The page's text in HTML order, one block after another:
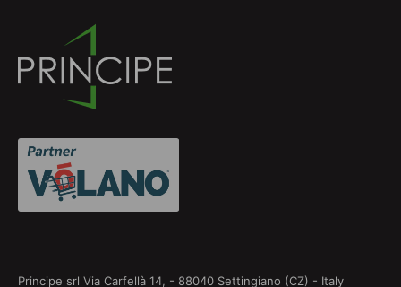
Contatti
Privacy Policy
Cookie Policy
Principe srl Via Carfellà 14, - 88040 Settingiano (CZ) - Italy